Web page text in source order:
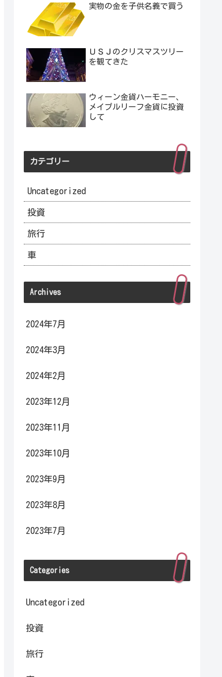
実物の金を子供名義で買う
ＵＳＪのクリスマスツリー
を観てきた
ウィーン金貨ハーモニー、
メイプルリーフ金貨に投資
して
カテゴリー
Uncategorized
投資
旅行
車
Archives
2024年7月
2024年3月
2024年2月
2023年12月
2023年11月
2023年10月
2023年9月
2023年8月
2023年7月
Categories
Uncategorized
投資
旅行